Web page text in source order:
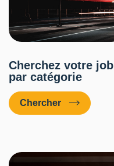
Cherchez votre job
par catégorie
Chercher